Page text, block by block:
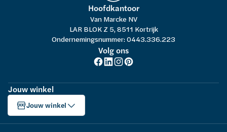
Hoofdkantoor
Van Marcke NV
LAR BLOK Z 5, 8511 Kortrijk
Ondernemingsnummer: 0443.336.223
Volg ons
Jouw winkel
Jouw winkel